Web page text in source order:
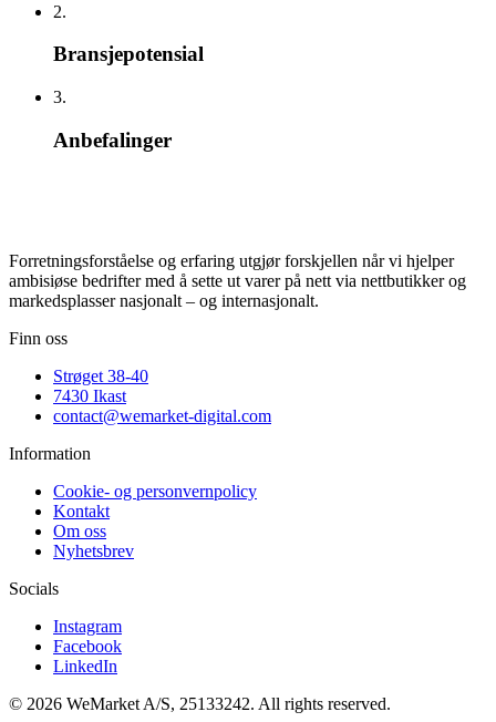
2.
Bransjepotensial
3.
Anbefalinger
Forretningsforståelse og erfaring utgjør forskjellen når vi hjelper
ambisiøse bedrifter med å sette ut varer på nett via nettbutikker og
markedsplasser nasjonalt – og internasjonalt.
Finn oss
Strøget 38-40
7430 Ikast
contact@wemarket-digital.com
Information
Cookie- og personvernpolicy
Kontakt
Om oss
Nyhetsbrev
Socials
Instagram
Facebook
LinkedIn
© 2026 WeMarket A/S, 25133242. All rights reserved.